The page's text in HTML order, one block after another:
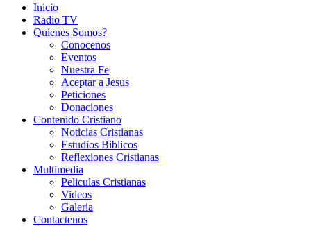
Inicio
Radio TV
Quienes Somos?
Conocenos
Eventos
Nuestra Fe
Aceptar a Jesus
Peticiones
Donaciones
Contenido Cristiano
Noticias Cristianas
Estudios Biblicos
Reflexiones Cristianas
Multimedia
Peliculas Cristianas
Videos
Galeria
Contactenos